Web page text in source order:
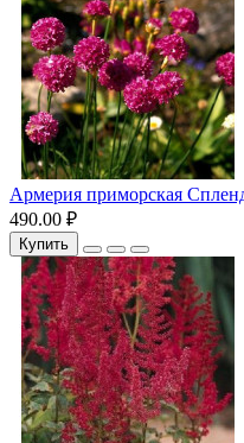
Армерия приморская
490.00 ₽
Купить